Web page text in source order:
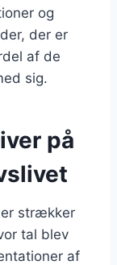
og
der er
af de
sig.
på
strækker
tal blev
af